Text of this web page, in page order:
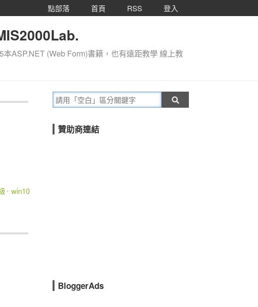
點部落 首頁 RSS 登入
ASP.NET (Web Form)書籍，也有遠距教學 線上教
win10
贊助商連結
BloggerAds